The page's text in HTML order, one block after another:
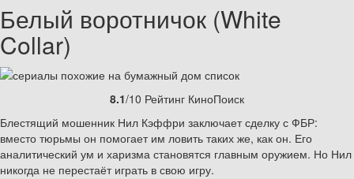
Белый воротничок (White
Collar)
8.1/10 Рейтинг КиноПоиск
Блестящий мошенник Нил Кэффри заключает сделку с ФБР:
вместо тюрьмы он помогает им ловить таких же, как он. Его
аналитический ум и харизма становятся главным оружием. Но Нил
никогда не перестаёт играть в свою игру.